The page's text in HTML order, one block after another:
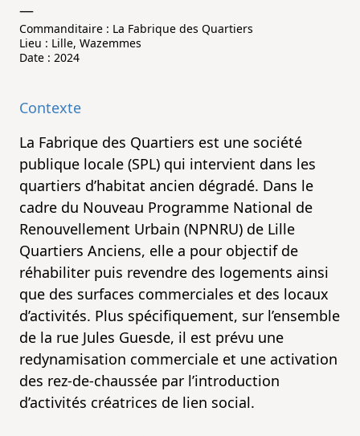
—
Commanditaire : La Fabrique des Quartiers
Lieu : Lille, Wazemmes
Date : 2024
Contexte
La Fabrique des Quartiers est une société
publique locale (SPL) qui intervient dans les
quartiers d’habitat ancien dégradé. Dans le
cadre du Nouveau Programme National de
Renouvellement Urbain (NPNRU) de Lille
Quartiers Anciens, elle a pour objectif de
réhabiliter puis revendre des logements ainsi
que des surfaces commerciales et des locaux
d’activités. Plus spécifiquement, sur l’ensemble
de la rue Jules Guesde, il est prévu une
redynamisation commerciale et une activation
des rez-de-chaussée par l’introduction
d’activités créatrices de lien social.